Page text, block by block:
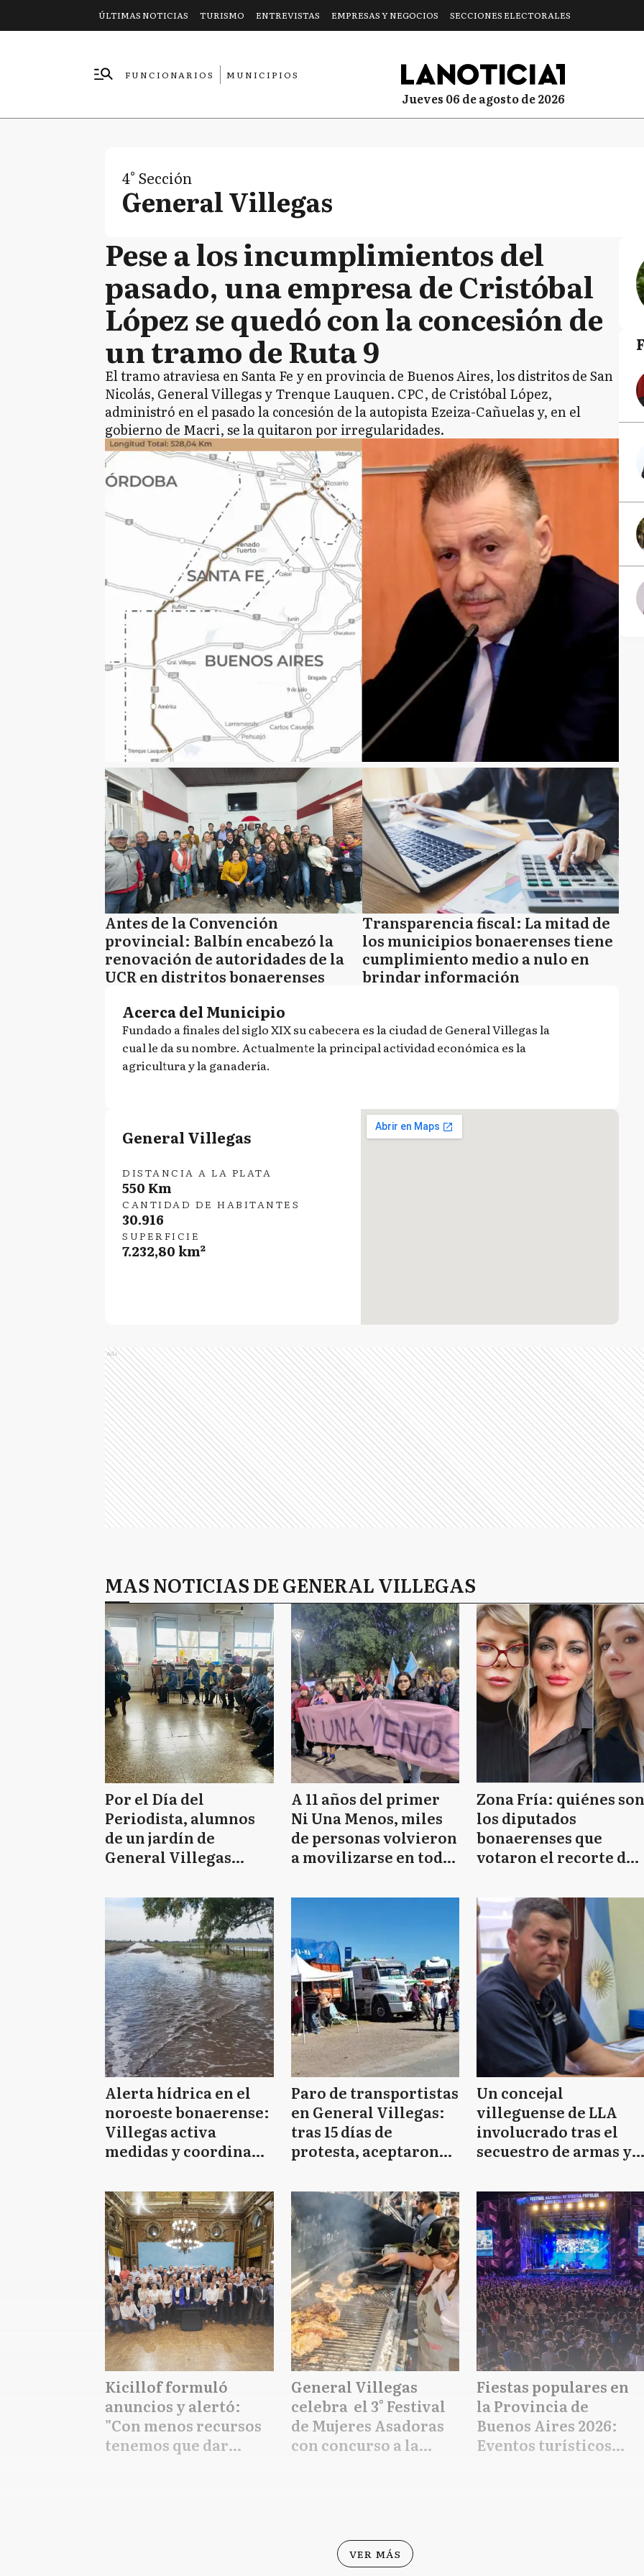
ÚLTIMAS NOTICIAS TURISMO ENTREVISTAS EMPRESAS Y NEGOCIOS SECCIONES ELECTORALES
FUNCIONARIOS
MUNICIPIOS
jueves 06 de agosto de 2026
4° Sección
General Villegas
Pese a los incumplimientos del
pasado, una empresa de Cristóbal
López se quedó con la concesión de
un tramo de Ruta 9
El tramo atraviesa en Santa Fe y en provincia de Buenos Aires, los distritos de San
Nicolás, General Villegas y Trenque Lauquen. CPC, de Cristóbal López,
administró en el pasado la concesión de la autopista Ezeiza-Cañuelas y, en el
gobierno de Macri, se la quitaron por irregularidades.
Antes de la Convención
provincial: Balbín encabezó la
renovación de autoridades de la
UCR en distritos bonaerenses
Transparencia fiscal: La mitad de
los municipios bonaerenses tiene
cumplimiento medio a nulo en
brindar información
Acerca del Municipio
Fundado a finales del siglo XIX su cabecera es la ciudad de General Villegas la
cual le da su nombre. Actualmente la principal actividad económica es la
agricultura y la ganadería.
General Villegas
DISTANCIA A LA PLATA
550 Km
CANTIDAD DE HABITANTES
30.916
SUPERFICIE
7.232,80 km²
Ads
MAS NOTICIAS DE GENERAL VILLEGAS
Por el Día del
Periodista, alumnos
de un jardín de
General Villegas
comunicador local
A 11 años del primer
Ni Una Menos, miles
de personas volvieron
a movilizarse en toda
Buenos Aires
Zona Fría: quiénes
los diputados
bonaerenses que
votaron el recorte de
afecta a 77 municipios
Alerta hídrica en el
noroeste bonaerense:
Villegas activa
medidas y coordina
Paro de transportistas
en General Villegas:
tras 15 días de
protesta, aceptaron
trabajar
Un concejal
villeguense de LLA
involucrado tras el
secuestro de armas y
en operativos rurales
Kicillof formuló
anuncios y alertó:
"Con menos recursos
tenemos que dar
General Villegas
celebra el 3° Festival
de Mujeres Asadoras
con concurso a la
Fiestas populares en
la Provincia de
Buenos Aires 2026:
Eventos turísticos
VER MÁS